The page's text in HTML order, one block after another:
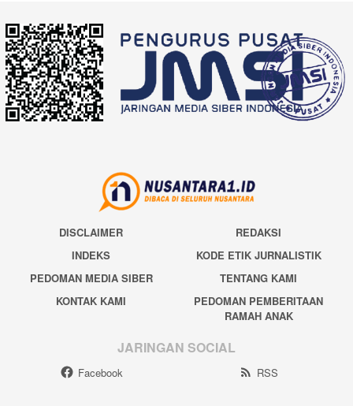
DISCLAIMER
REDAKSI
INDEKS
KODE ETIK JURNALISTIK
PEDOMAN MEDIA SIBER
TENTANG KAMI
KONTAK KAMI
PEDOMAN PEMBERITAAN
RAMAH ANAK
JARINGAN SOCIAL
Facebook RSS